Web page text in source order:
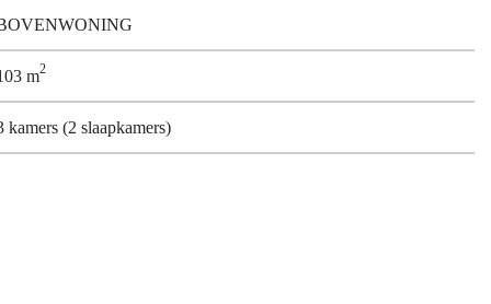
m2
kamers (2 slaapkamers)